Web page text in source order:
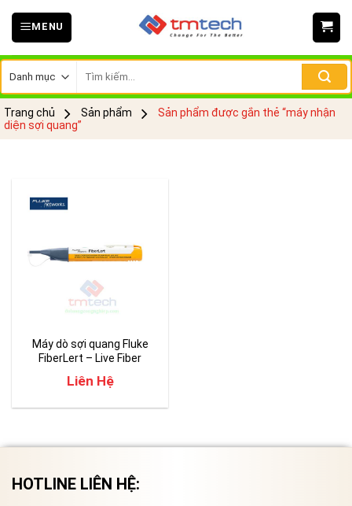
Skip
MENU
kiếm:
Trang chủ Sản phẩm
Sản phẩm được gắn thẻ “máy nhận
diện sợi quang”
Máy dò sợi quang Fluke
FiberLert – Live Fiber
Liên Hệ
HOTLINE LIÊN HỆ: